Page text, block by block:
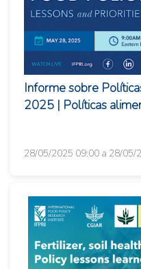
Informe sobre
2025 | Políticas
28/05/2025 09:00 a 28/05/